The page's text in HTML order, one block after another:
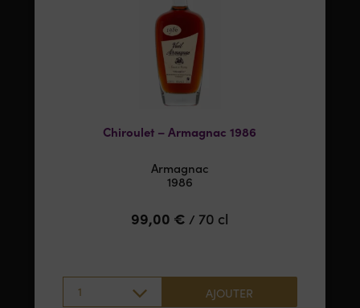
Chiroulet – Armagnac 1986
Armagnac
1986
99,00 € / 70 cl
1 AJOUTER